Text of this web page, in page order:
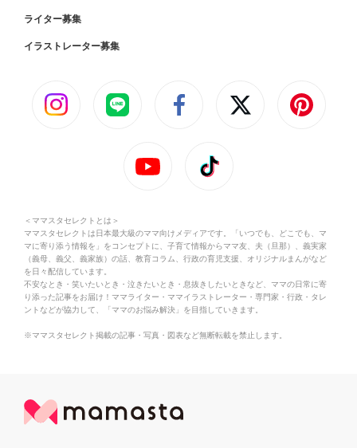
ライター募集
イラストレーター募集
＜ママスタセレクトとは＞
ママスタセレクトは日本最大級のママ向けメディアです。「いつでも、どこでも、マ
マに寄り添う情報を」をコンセプトに、子育て情報からママ友、夫（旦那）、義実家
（義母、義父、義家族）の話、教育コラム、行政の育児支援、オリジナルまんがなど
を日々配信しています。
不安なとき・笑いたいとき・泣きたいとき・息抜きしたいときなど、ママの日常に寄
り添った記事をお届け！ママライター・ママイラストレーター・専門家・行政・タレ
ントなどが協力して、「ママのお悩み解決」を目指していきます。
※ママスタセレクト掲載の記事・写真・図表など無断転載を禁止します。